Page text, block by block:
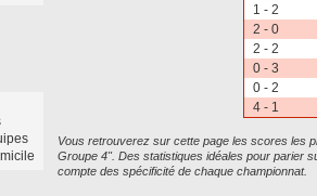
1 - 2
2 - 0
2 - 2
0 - 3
0 - 2
4 - 1
Vous retrouverez sur cette page les scores les
Groupe 4". Des statistiques idéales pour parier
compte des spécificité de chaque championnat.